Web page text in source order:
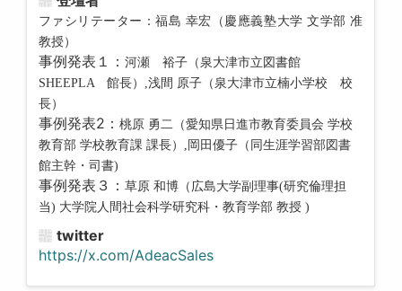
ファシリテーター：福島 幸宏（ 慶應義塾大学 文学部 准
教授）
事例発表１： 河瀬 裕子（泉大津市立図書館
SHEEPLA 館長）,浅間 原子（泉大津市立楠小学校 校
長）
事例発表2： 桃原 勇二（愛知県日進市教育委員会 学校
教育部 学校教育課 課長）,岡田優子（同生涯学習部図書
館主幹・司書)
事例発表３： 草原 和博（ 広島大学副理事(研究倫理担
当) 大学院人間社会科学研究科・教育学部 教授 )
twitter
https://x.com/AdeacSales